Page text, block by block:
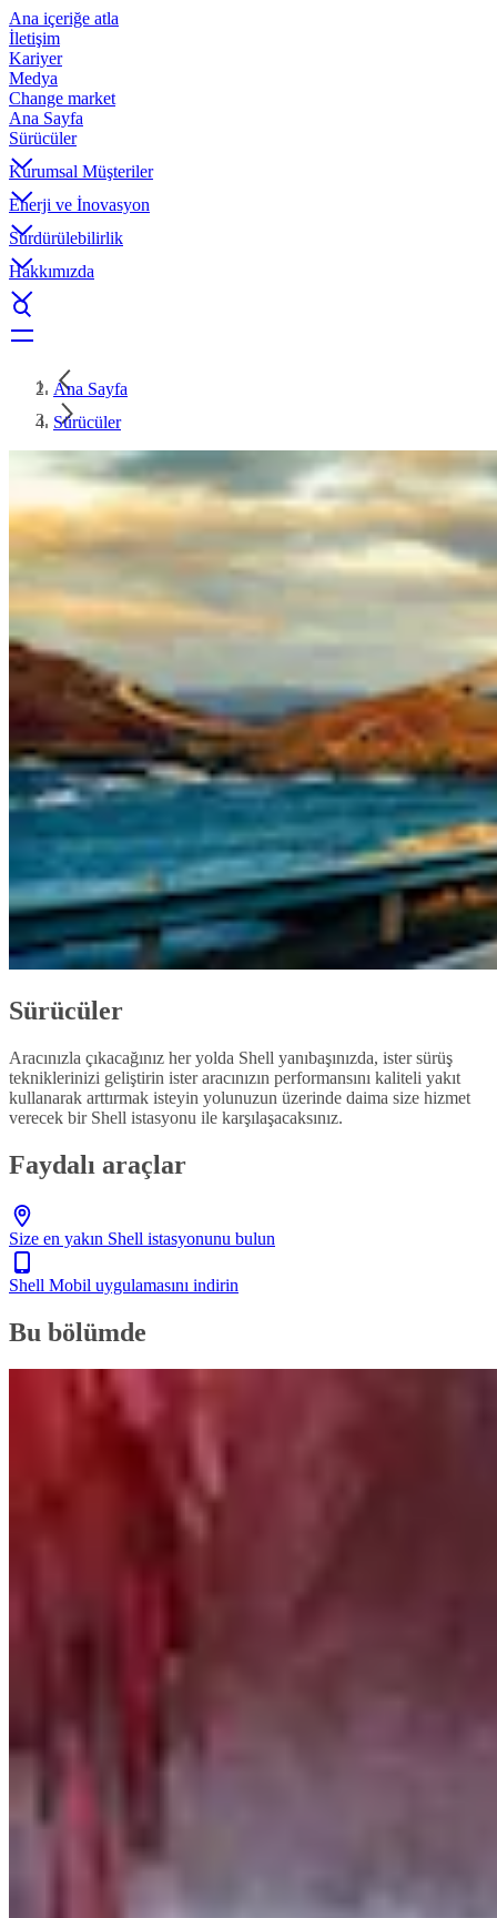
Ana içeriğe atla
İletişim
Kariyer
Medya
Change market
Ana Sayfa
Sürücüler
Kurumsal Müşteriler
Enerji ve İnovasyon
Sürdürülebilirlik
Hakkımızda
Ana Sayfa
Sürücüler
Sürücüler
Aracınızla çıkacağınız her yolda Shell yanıbaşınızda, ister sürüş
tekniklerinizi geliştirin ister aracınızın performansını kaliteli yakıt
kullanarak arttırmak isteyin yolunuzun üzerinde daima size hizmet
verecek bir Shell istasyonu ile karşılaşacaksınız.
Faydalı araçlar
Size en yakın Shell istasyonunu bulun
Shell Mobil uygulamasını indirin
Bu bölümde